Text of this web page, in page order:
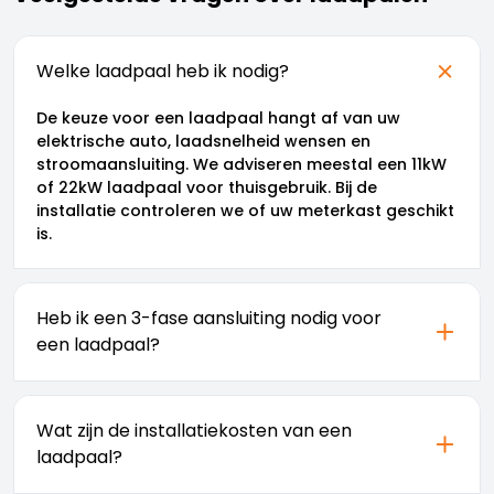
Welke laadpaal heb ik nodig?
De keuze voor een laadpaal hangt af van uw
elektrische auto, laadsnelheid wensen en
stroomaansluiting. We adviseren meestal een 11kW
of 22kW laadpaal voor thuisgebruik. Bij de
installatie controleren we of uw meterkast geschikt
is.
Heb ik een 3-fase aansluiting nodig voor
een laadpaal?
Voor optimaal laden is een 3-fase aansluiting aan
mogelijk. Bij een gewone aansluiting is de
laadsnelheid beperkt tot 3,7kW. We kunnen uw
Wat zijn de installatiekosten van een
laadpaal?